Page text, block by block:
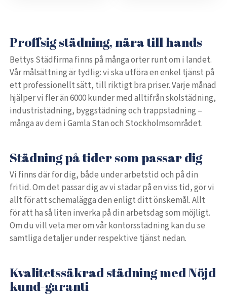
Proffsig städning, nära till hands
Bettys Städfirma finns på många orter runt om i landet.
Vår målsättning är tydlig: vi ska utföra en enkel tjänst på
ett professionellt sätt, till riktigt bra priser. Varje månad
hjälper vi fler än 6000 kunder med alltifrån skolstädning,
industristädning, byggstädning och trappstädning –
många av dem i Gamla Stan och Stockholmsområdet.
Städning på tider som passar dig
Vi finns där för dig, både under arbetstid och på din
fritid. Om det passar dig av vi städar på en viss tid, gör vi
allt för att schemalägga den enligt ditt önskemål. Allt
för att ha så liten inverka på din arbetsdag som möjligt.
Om du vill veta mer om vår kontorsstädning kan du se
samtliga detaljer under respektive tjänst nedan.
Kvalitetssäkrad städning med Nöjd
kund-garanti